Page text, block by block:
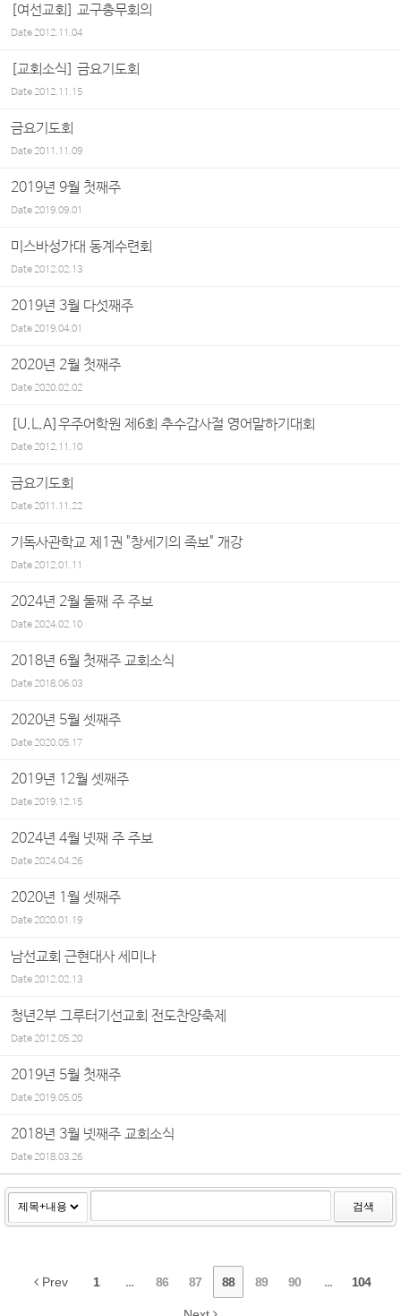
[여선교회] 교구총무회의
Date2012.11.04
[교회소식] 금요기도회
Date2012.11.15
금요기도회
Date2011.11.09
2019년 9월 첫째주
Date2019.09.01
미스바성가대 동계수련회
Date2012.02.13
2019년 3월 다섯째주
Date2019.04.01
2020년 2월 첫째주
Date2020.02.02
[U.L.A]우주어학원 제6회 추수감사절 영어말하기대회
Date2012.11.10
금요기도회
Date2011.11.22
기독사관학교 제1권 "창세기의 족보" 개강
Date2012.01.11
2024년 2월 둘째 주 주보
Date2024.02.10
2018년 6월 첫째주 교회소식
Date2018.06.03
2020년 5월 셋째주
Date2020.05.17
2019년 12월 셋째주
Date2019.12.15
2024년 4월 넷째 주 주보
Date2024.04.26
2020년 1월 셋째주
Date2020.01.19
남선교회 근현대사 세미나
Date2012.02.13
청년2부 그루터기선교회 전도찬양축제
Date2012.05.20
2019년 5월 첫째주
Date2019.05.05
2018년 3월 넷째주 교회소식
Date2018.03.26
검색
Prev 1 ... 86 87 88 89 90 ... 104